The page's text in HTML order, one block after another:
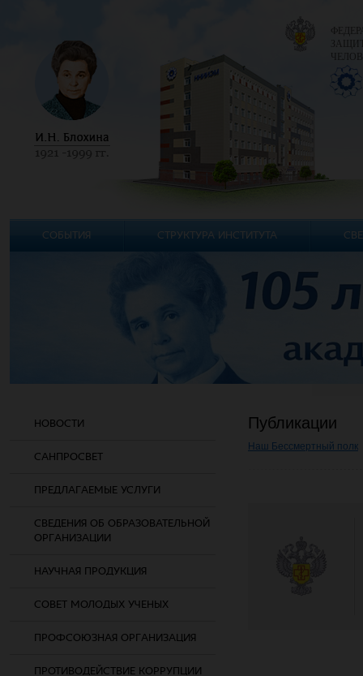
НОВОСТИ
САНПРОСВЕТ
ПРЕДЛАГАЕМЫЕ УСЛУГИ
СВЕДЕНИЯ ОБ ОБРАЗОВАТЕЛЬНОЙ
ОРГАНИЗАЦИИ
НАУЧНАЯ ПРОДУКЦИЯ
СОВЕТ МОЛОДЫХ УЧЕНЫХ
ПРОФСОЮЗНАЯ ОРГАНИЗАЦИЯ
ПРОТИВОДЕЙСТВИЕ КОРРУПЦИИ
Публикации
Наш Бессмертный полк
СОБЫТИЯ СТРУКТУРА ИНСТИТУТА